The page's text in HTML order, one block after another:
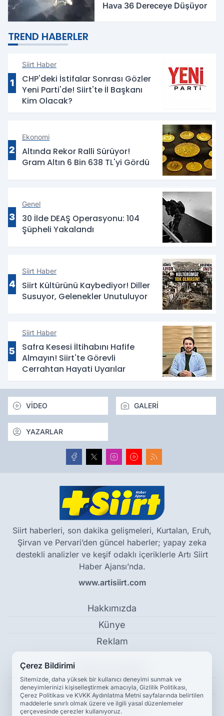
Hava 36 Dereceye Düşüyor
TREND HABERLER
1
Siirt Haber
CHP'deki İstifalar Sonrası Gözler
Yeni Parti'de! Siirt'te İl Başkanı
Kim Olacak?
2
Ekonomi
Altında Rekor Ralli Sürüyor!
Gram Altın 6 Bin 638 TL'yi Gördü
3
Genel
30 İlde DEAŞ Operasyonu: 104
Şüpheli Yakalandı
4
Siirt Haber
Siirt Kültürünü Kaybediyor! Diller
Susuyor, Gelenekler Unutuluyor
5
Siirt Haber
Safra Kesesi İltihabını Hafife
Almayın! Siirt'te Görevli
Cerrahtan Hayati Uyarılar
VİDEO GALERİ
YAZARLAR
Siirt haberleri, son dakika gelişmeleri, Kurtalan, Eruh,
Şirvan ve Pervari’den güncel haberler; yapay zeka
destekli analizler ve keşif odaklı içeriklerle Artı Siirt
Haber Ajansı’nda.
www.artisiirt.com
Hakkımızda
Künye
Reklam
Gizlilik Politikası
Çerez Politikası
Çerez Bildirimi
Sitemizde, daha yüksek bir kullanıcı deneyimi sunmak ve
deneyimlerinizi kişiselleştirmek amacıyla, Gizlilik Politikası,
Çerez Politikası ve KVKK Aydınlatma Metni sayfalarında belirtilen
maddelerle sınırlı olmak üzere ve ilgili yasal düzenlemeler
çerçevesinde çerezler kullanıyoruz.